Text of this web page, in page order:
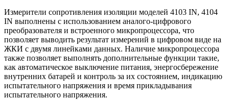
Измерители сопротивления изоляции моделей 4103 IN, 4104
IN выполнены с использованием аналого-цифрового
преобразователя и встроенного микропроцессора, что
позволяет выводить результат измерений в цифровом виде на
ЖКИ с двумя линейками данных. Наличие микропроцессора
также позволяет выполнять дополнительные функции такие,
как автоматическое выключение питания, энергосбережение
внутренних батарей и контроль за их состоянием, индикацию
испытательного напряжения и время прикладывания
испытательного напряжения.